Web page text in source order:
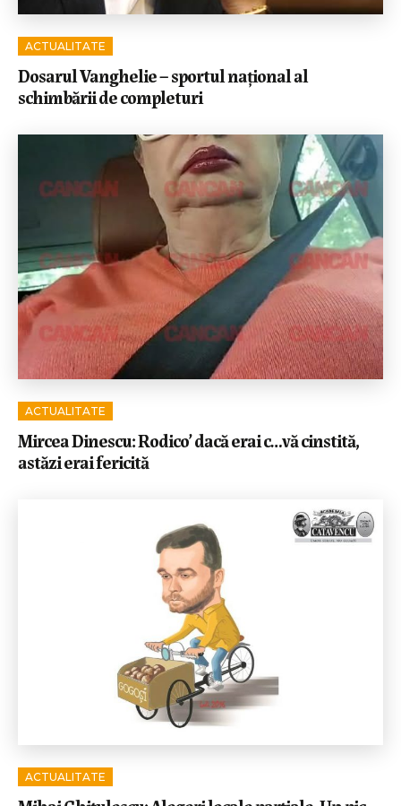
ACTUALITATE
Dosarul Vanghelie – sportul național al
schimbării de completuri
ACTUALITATE
Mircea Dinescu: Rodico’ dacă erai c…vă cinstită,
astăzi erai fericită
ACTUALITATE